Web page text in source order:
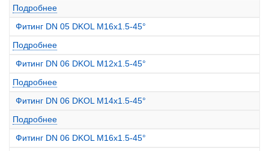
Подробнее
Фитинг DN 05 DKOL M16x1.5-45°
Подробнее
Фитинг DN 06 DKOL M12x1.5-45°
Подробнее
Фитинг DN 06 DKOL M14x1.5-45°
Подробнее
Фитинг DN 06 DKOL M16x1.5-45°